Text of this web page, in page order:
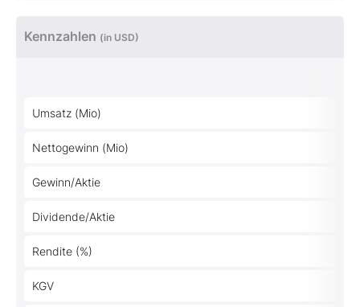
Kennzahlen (in USD)
Umsatz (Mio)
Nettogewinn (Mio)
Gewinn/Aktie
Dividende/Aktie
Rendite (%)
KGV